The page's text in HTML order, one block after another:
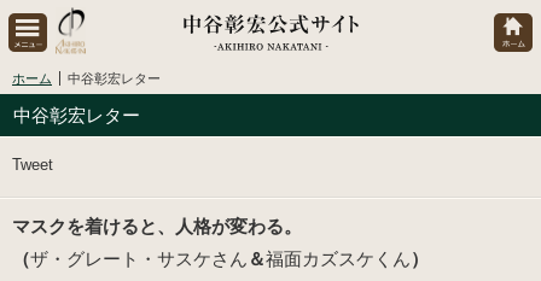
ホーム 中谷彰宏レター
中谷彰宏レター
Tweet
マスクを着けると、人格が変わる。
（ザ・グレート・サスケさん ＆福面カズスケくん）